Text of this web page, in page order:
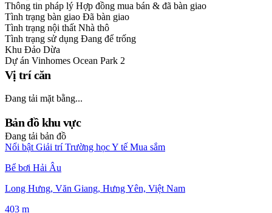
Thông tin pháp lý Hợp đồng mua bán & đã bàn giao
Tình trạng bàn giao Đã bàn giao
Tình trạng nội thất Nhà thô
Tình trạng sử dụng Đang để trống
Khu Đảo Dừa
Dự án Vinhomes Ocean Park 2
Vị trí căn
Đang tải mặt bằng...
Bản đồ khu vực
Đang tải bản đồ
Nổi bật Giải trí Trường họcY tế Mua sắm
Bể bơi Hải Âu
Long Hưng, Văn Giang, Hưng Yên, Việt Nam
403 m